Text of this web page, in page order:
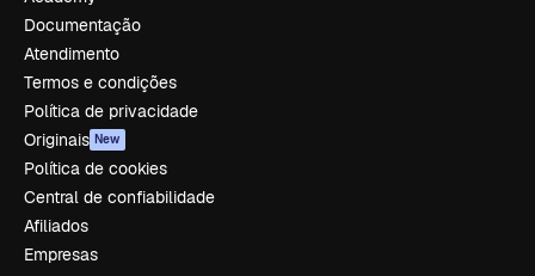
Documentação
Atendimento
Termos e condições
Política de privacidade
Originais New
Política de cookies
Central de confiabilidade
Afiliados
Empresas